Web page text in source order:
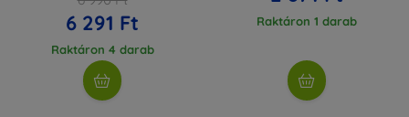
6 291 Ft
Raktáron 4 darab
Raktáron 1 darab